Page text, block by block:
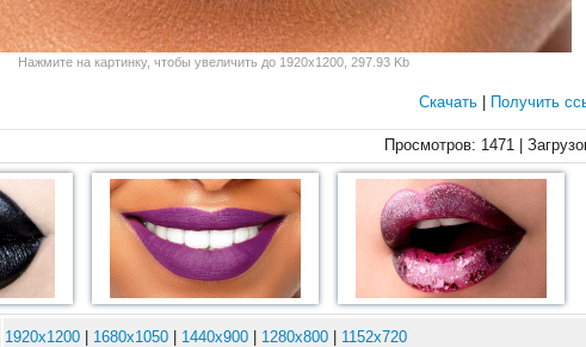
Нажмите на картинку, чтобы увеличить до 1920x1200, 297.93 Kb
Скачать Получить
Просмотров: 1471 |
1920x1200 1680x1050 1440x900 1280x800 1152x720